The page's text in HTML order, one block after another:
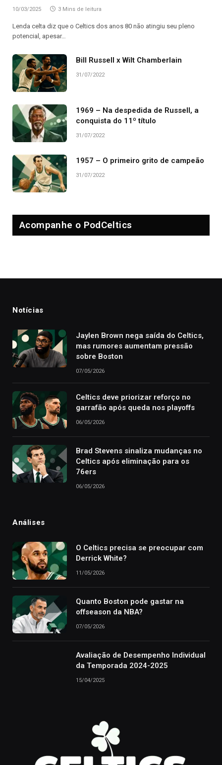
10/03/2025 3 Mins de leitura
Lenda celta diz que o Celtics dos anos 80 não atingiu seu pleno
potencial, apesar…
Bill Russell x Wilt Chamberlain
31/07/2022
1969 – Na despedida de Russell, a
conquista do 11º título
31/07/2022
1957 – O primeiro grito de campeão
31/07/2022
Acompanhe o PodCeltics
Notícias
Jaylen Brown nega saída do Celtics,
mas rumores aumentam pressão
sobre Boston
07/05/2026
Celtics deve priorizar reforço no
garrafão após queda nos playoffs
06/05/2026
Brad Stevens sinaliza mudanças no
Celtics após eliminação para os
76ers
06/05/2026
Análises
O Celtics precisa se preocupar com
Derrick White?
11/05/2026
Quanto Boston pode gastar na
offseason da NBA?
07/05/2026
Avaliação de Desempenho Individual
da Temporada 2024-2025
15/04/2025